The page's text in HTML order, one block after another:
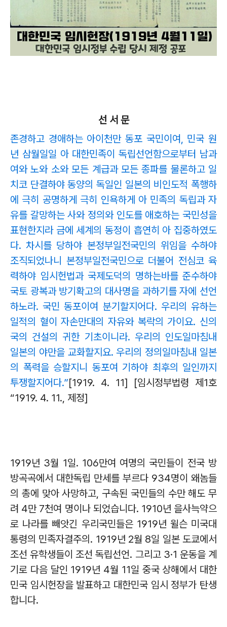
선 서 문
존경하고 경애하는 아이천만 동포 국민이여, 민국 원
년 삼월일일 아 대한민족이 독립선언함으로부터 남과
여와 노와 소와 모든 계급과 모든 종파를 물론하고 일
치코 단결하야 동양의 독일인 일본의 비인도적 폭행하
에 극히 공명하게 극히 인욕하게 아 민족의 독립과 자
유를 갈망하는 사와 정의와 인도를 애호하는 국민성을
표현한지라 금에 세계의 동정이 흡연히 아 집중하였도
다. 차시를 당하야 본정부일전국민의 위임을 수하야
조직되었나니 본정부일전국민으로 더불어 전심코 육
력하야 임시헌법과 국제도덕의 명하는바를 준수하야
국토 광복과 방기확고의 대사명을 과하기를 자에 선언
하노라. 국민 동포이여 분기할지어다. 우리의 유하는
일적의 혈이 자손만대의 자유와 복락의 가이요. 신의
국의 건설의 귀한 기초이니라. 우리의 인도일마침내
일본의 야만을 교화할지요. 우리의 정의일마침내 일본
의 폭력을 승할지니 동포여 기하야 최후의 일인까지
투쟁할지어다.”[1919. 4. 11] [임시정부법령 제 1호
“1919. 4. 11., 제정]
1919년 3월 1일. 106만여 여명의 국민들이 전국 방
방곡곡에서 대한독립 만세를 부르다 934명이 왜놈들
의 총에 맞아 사망하고, 구속된 국민들의 수만 해도 무
려 4만 7천여 명이나 되었습니다. 1910년 을사늑약으
로 나라를 빼앗긴 우리국민들은 1919년 윌슨 미국대
통령의 민족자결주의 . 1919년 2월 8일 일본 도쿄에서
조선 유학생들이 조선 독립선언. 그리고 3·1 운동을 계
기로 다음 달인 1919년 4월 11일 중국 상해에서 대한
민국 임시헌장을 발표하고 대한민국 임시 정부가 탄생
합니다.